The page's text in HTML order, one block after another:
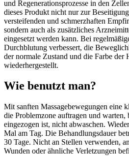
und Regenerationsprozesse in den
dieses Produkt nicht nur zur
versteifenden und schmerzhaften
sondern auch als zusätzliches
eingesetzt werden kann. Bei
Durchblutung verbessert, die
der normale Zustand und die Farbe der
wiederhergestellt.
Wie benutzt man?
Mit sanften Massagebewegungen eine
die Problemzone auftragen und warten,
eingezogen ist, nicht abwaschen.
Mal am Tag. Die Behandlungsdauer
30 Tage. Nicht an Stellen verwenden,
Wunden oder ähnliche Verletzungen